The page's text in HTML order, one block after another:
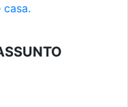
casa.